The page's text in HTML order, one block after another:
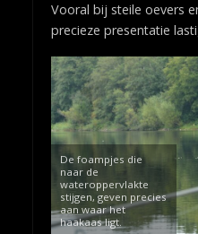
Vooral bij steile oevers
precieze presentatie
De foampjes die
naar de
wateroppervlakte
stijgen, geven precies
aan waar het
haakaas ligt.